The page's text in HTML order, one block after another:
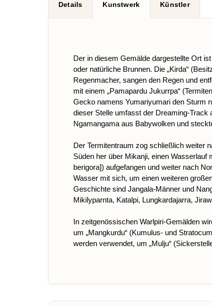
Details Kunstwerk Künstler
Der in diesem Gemälde dargestellte Ort
oder natürliche Brunnen. Die „Kirda“
Regenmacher, sangen den Regen und
mit einem „Pamapardu Jukurrpa“
Gecko namens Yumariyumari den Sturm
dieser Stelle umfasst der Dreaming-Track
Ngamangama aus Babywolken und
Der Termitentraum zog schließlich weiter
Süden her über Mikanji, einen
berigora]) aufgefangen und weiter nach
Wasser mit sich, um einen weiteren
Geschichte sind Jangala-Männer und
Mikilyparnta, Katalpi, Lungkardajarra,
In zeitgenössischen Warlpiri-Gemälden
um „Mangkurdu“ (Kumulus- und
werden verwendet, um „Mulju“